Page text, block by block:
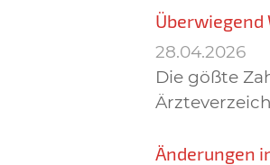
28.04.2026
Die gößte
Änderungen